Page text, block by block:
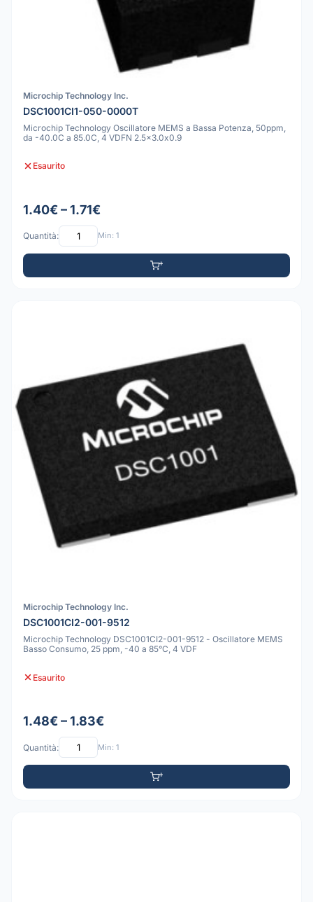
Microchip Technology Inc.
DSC1001CI1-050-0000T
Microchip Technology Oscillatore MEMS a Bassa Potenza, 50ppm,
da -40.0C a 85.0C, 4 VDFN 2.5x3.0x0.9
Esaurito
1.40€ – 1.71€
Quantità: Min: 1
Microchip Technology Inc.
DSC1001CI2-001-9512
Microchip Technology DSC1001CI2-001-9512 - Oscillatore MEMS
Basso Consumo, 25 ppm, -40 a 85°C, 4 VDF
Esaurito
1.48€ – 1.83€
Quantità: Min: 1